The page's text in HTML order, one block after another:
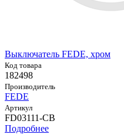
Выключатель FEDE, хром
Код товара
182498
Производитель
FEDE
Артикул
FD03111-CB
Подробнее